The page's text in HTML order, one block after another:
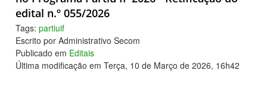
edital n.º 055/2026
Tags: partiuif
Escrito por Administrativo Secom
Publicado em Editais
Última modificação em Terça, 10 de Março de 2026, 16h42